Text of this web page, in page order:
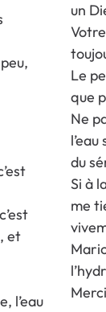
un
Le
que
Ne
du
Si à
me
et
l’eau